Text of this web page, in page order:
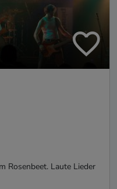
Rosenbeet. Laute Lieder